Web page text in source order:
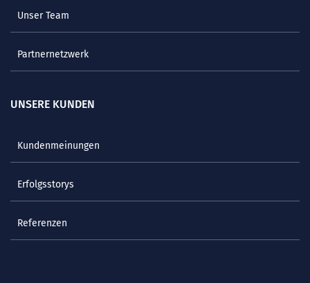
Unser Team
Partnernetzwerk
UNSERE KUNDEN
Kundenmeinungen
Erfolgsstorys
Referenzen